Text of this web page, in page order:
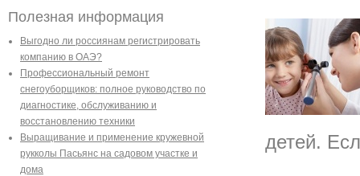
Полезная информация
Выгодно ли россиянам регистрировать
компанию в ОАЭ?
Профессиональный ремонт
снегоуборщиков: полное руководство по
диагностике, обслуживанию и
восстановлению техники
Выращивание и применение кружевной
рукколы Пасьянс на садовом участке и
дома
детей.